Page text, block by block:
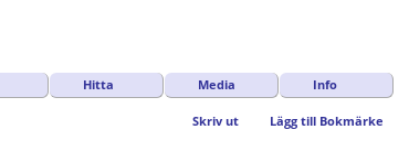
Hitta Media Info
Skriv ut Lägg till Bokmärke